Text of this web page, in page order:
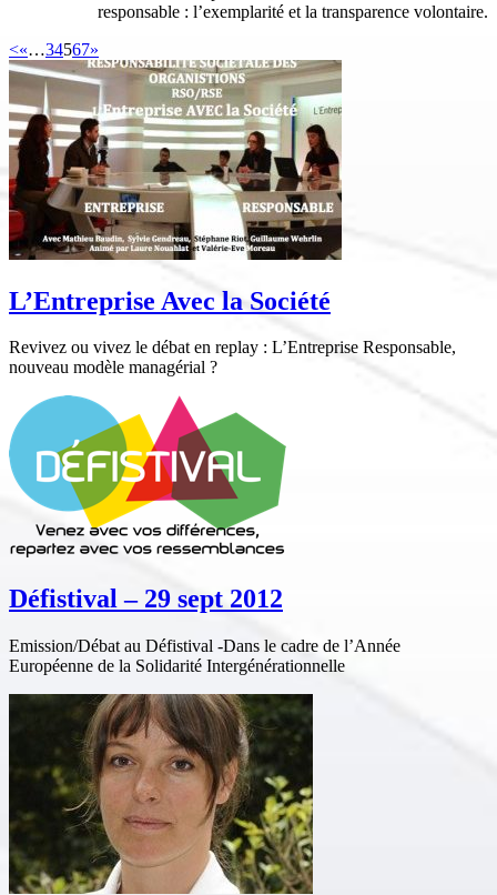
responsable : l’exemplarité et la transparence volontaire.
<«…34567»
L’Entreprise Avec la Société
Revivez ou vivez le débat en replay : L’Entreprise Responsable,
nouveau modèle managérial ?
Défistival – 29 sept 2012
Emission/Débat au Défistival -Dans le cadre de l’Année
Européenne de la Solidarité Intergénérationnelle